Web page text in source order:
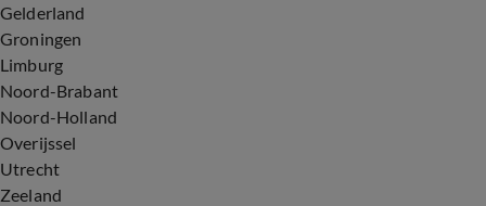
Gelderland
Groningen
Limburg
Noord-Brabant
Noord-Holland
Overijssel
Utrecht
Zeeland